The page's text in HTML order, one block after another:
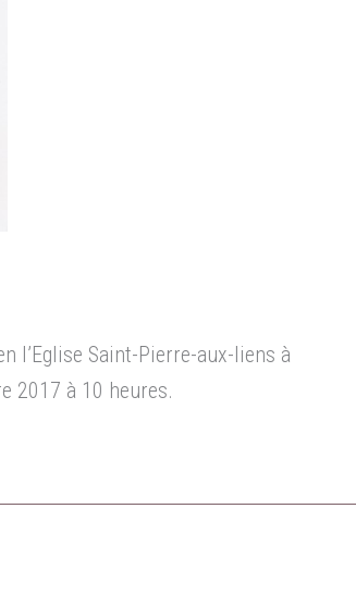
l’Eglise Saint-Pierre-aux-liens à
2017 à 10 heures.